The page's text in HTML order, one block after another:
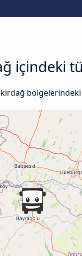
içindeki